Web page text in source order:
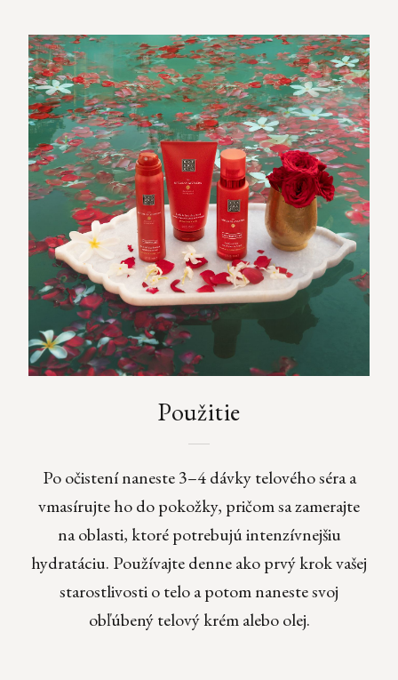
Použitie
Po očistení naneste 3–4 dávky telového séra a
vmasírujte ho do pokožky, pričom sa zamerajte
na oblasti, ktoré potrebujú intenzívnejšiu
hydratáciu. Používajte denne ako prvý krok vašej
starostlivosti o telo a potom naneste svoj
obľúbený telový krém alebo olej.